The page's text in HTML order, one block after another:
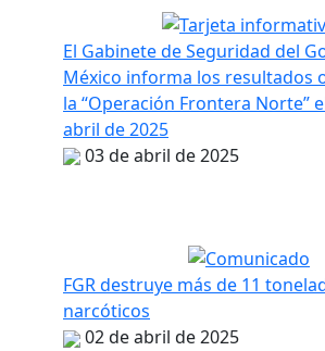
El Gabinete de Seguridad del
México informa los resultados
la “Operación Frontera Norte”
abril de 2025
03 de abril de 2025
FGR destruye más de 11
narcóticos
02 de abril de 2025